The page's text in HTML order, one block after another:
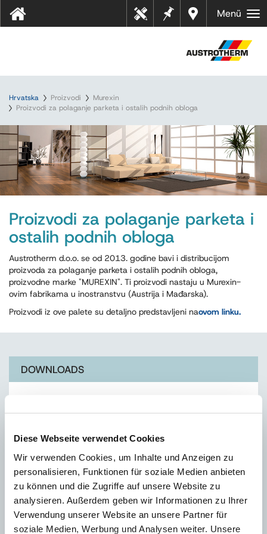
Diese Webseite verwendet Cookies
Wir verwenden Cookies, um Inhalte und Anzeigen zu
personalisieren, Funktionen für soziale Medien anbieten
zu können und die Zugriffe auf unsere Website zu
analysieren. Außerdem geben wir Informationen zu Ihrer
Verwendung unserer Website an unsere Partner für
soziale Medien, Werbung und Analysen weiter. Unsere
Dealer
s near
Bilješk
Tehn
ički
Menü
Hrvatska Proizvodi
Murexin
Proizvodi za polaganje parketa i ostalih podnih obloga
Proizvodi za polaganje parketa i
ostalih podnih obloga
Austrotherm d.o.o. se od 2013. godine bavi i distribucijom
proizvoda za polaganje parketa i ostalih podnih obloga,
proizvodne marke "MUREXIN". Ti proizvodi nastaju u Murexin-
ovim fabrikama u inostranstvu (Austrija i Mađarska).
Proizvodi iz ove palete su detaljno predstavljeni naovom linku.
DOWNLOADS
Katalog proizvoda
TEHNIČKI SAVETNICI